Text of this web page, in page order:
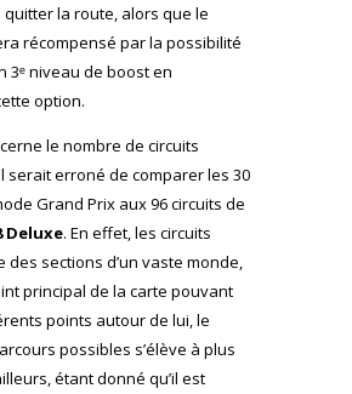
la route, alors que le
récompensé par la possibilité
3ᵉ niveau de boost en
option.
le nombre de circuits
serait erroné de comparer les 30
Grand Prix aux 96 circuits de
Deluxe. En effet, les circuits
des sections d’un vaste monde,
principal de la carte pouvant
points autour de lui, le
possibles s’élève à plus
étant donné qu’il est